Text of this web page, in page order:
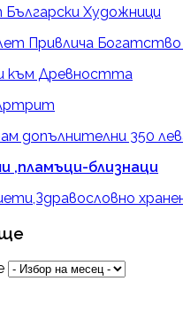
Художници
Привлича Богатство
към Древността
допълнителни 350
,пламъци-близнаци